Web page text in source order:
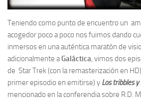
Teniendo como punto de encuentro un
acogedor poco a poco nos fuimos dando
inmersos en una auténtica maratón de
adicionalmente aGaláctica, vimos dos
de Star Trek (con la remasterización en
primer episodio en emitirse) y Los tribbles
mencionado en la conferendia sobre R.D.